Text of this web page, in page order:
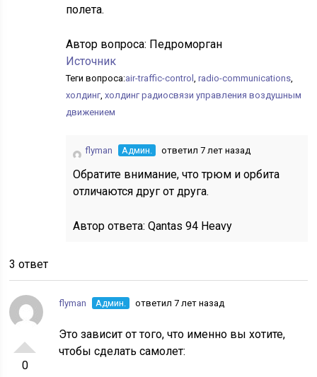
полета.
Автор вопроса: Педроморган
Источник
Теги вопроса:air-traffic-control,radio-communications,
холдинг,холдинг радиосвязи управления воздушным
движением
flyman Админ. ответил 7 лет назад
Обратите внимание, что трюм и орбита
отличаются друг от друга.
Автор ответа:Qantas 94 Heavy
3 ответ
0
flyman Админ. ответил 7 лет назад
Это зависит от того, что именно вы хотите,
чтобы сделать самолет: